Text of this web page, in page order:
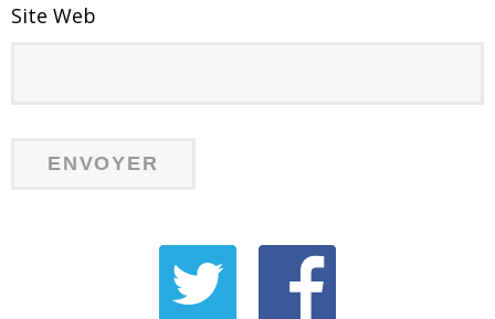
Site Web